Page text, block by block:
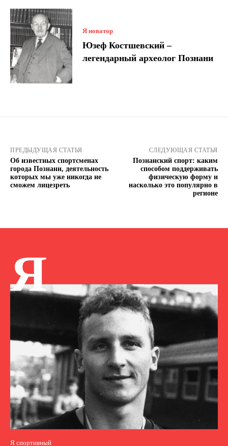
Я новатор
Юзеф Костшевский –
легендарный археолог Познани
ПРЕДЫДУЩАЯ СТАТЬЯ
Об известных спортсменах
города Познани, деятельность
которых мы уже никогда не
сможем лицезреть
СЛЕДУЮЩАЯ СТАТЬЯ
Познанский спорт: каким
способом поддерживать
физическую форму и
насколько это популярно в
регионе
Я
Я спортивный